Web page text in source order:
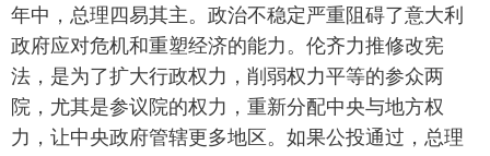
年中，总理四易其主。政治不稳定严重阻碍了意大利
政府应对危机和重塑经济的能力。伦齐力推修改宪
法，是为了扩大行政权力，削弱权力平等的参众两
院，尤其是参议院的权力，重新分配中央与地方权
力，让中央政府管辖更多地区。如果公投通过，总理